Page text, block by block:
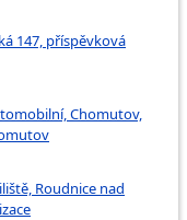
147, příspěvková
Chomutov,
Roudnice nad